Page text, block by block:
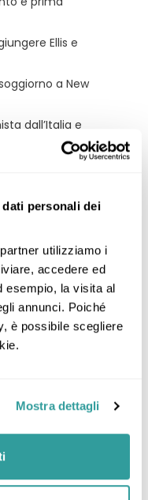
personali dei
utilizziamo i
accedere ed
esempio, la visita al
annunci. Poiché
è possibile scegliere
Mostra dettagli
Ellis e
a New
dall’Italia e
e
spese
charges dei voli
e Venezia;
Fiumicino;
ad aumento fino